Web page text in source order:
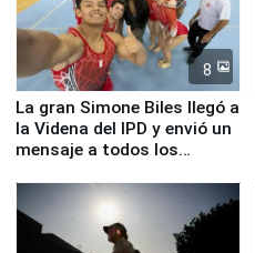
8
La gran Simone Biles llegó a
la Videna del IPD y envió un
mensaje a todos los